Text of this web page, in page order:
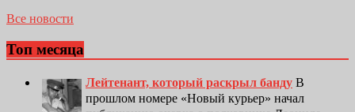
Все новости
Топ месяца
Лейтенант, который раскрыл банду В
прошлом номере «Новый курьер» начал